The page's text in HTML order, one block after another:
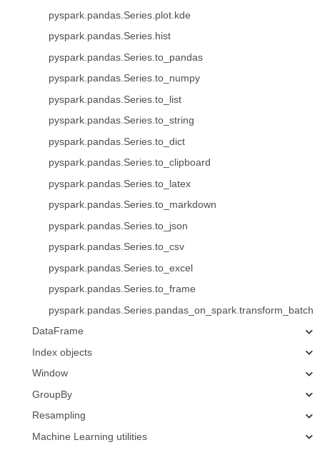
pyspark.pandas.Series.plot.kde
pyspark.pandas.Series.hist
pyspark.pandas.Series.to_pandas
pyspark.pandas.Series.to_numpy
pyspark.pandas.Series.to_list
pyspark.pandas.Series.to_string
pyspark.pandas.Series.to_dict
pyspark.pandas.Series.to_clipboard
pyspark.pandas.Series.to_latex
pyspark.pandas.Series.to_markdown
pyspark.pandas.Series.to_json
pyspark.pandas.Series.to_csv
pyspark.pandas.Series.to_excel
pyspark.pandas.Series.to_frame
pyspark.pandas.Series.pandas_on_spark.transform_batch
DataFrame
Index objects
Window
GroupBy
Resampling
Machine Learning utilities